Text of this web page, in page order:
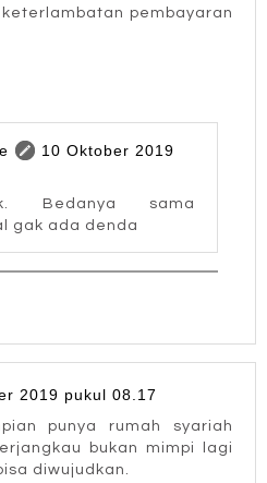
pembayaran
10 Oktober 2019
Bedanya sama
gak ada denda
2019 pukul 08.17
punya rumah syariah
bukan mimpi lagi
diwujudkan.